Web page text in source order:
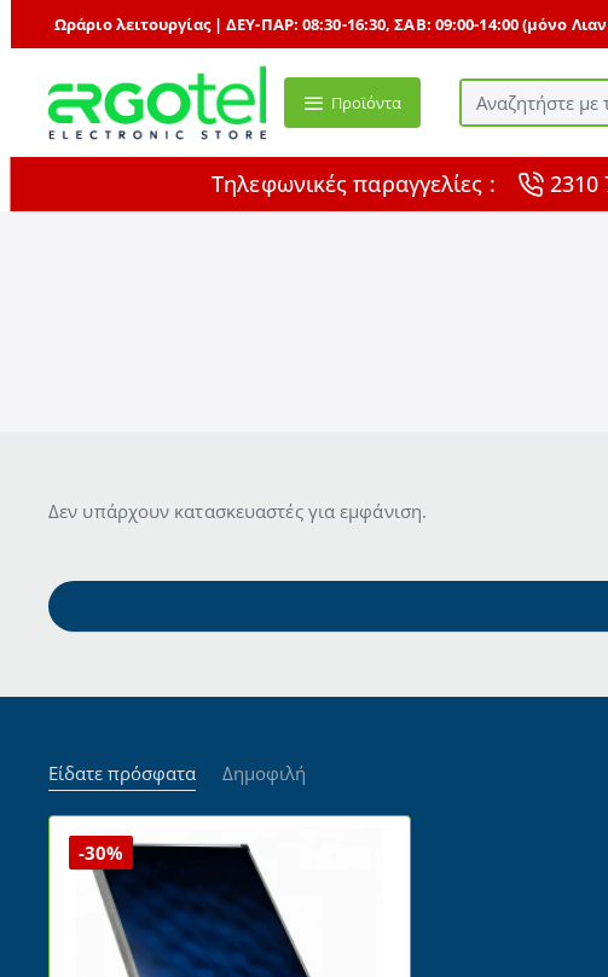
Ωράριο λειτουργίας | ΔΕΥ-ΠΑΡ: 08:30-16:30, ΣΑΒ: 09:00-14:00 (μόνο
Προϊόντα
Αναζητήστε
τη
δύναμη
της
Τηλεφωνικές παραγγελίες : 2310
Δεν υπάρχουν κατασκευαστές για εμφάνιση.
Είδατε πρόσφατα Δημοφιλή
-30%